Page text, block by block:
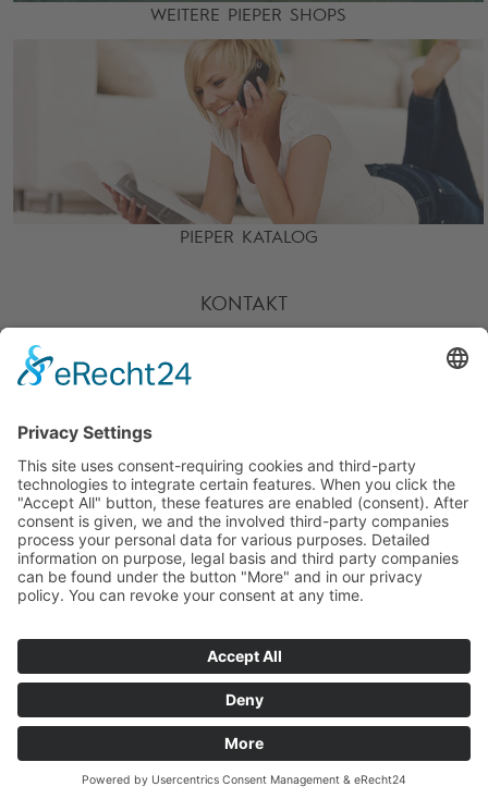
WEITERE PIEPER SHOPS
PIEPER KATALOG
KONTAKT
HOTLINE
UNSERE VORTEILE
VERSANDPARTNER
WEITERE PIEPER-SHOPS
BESUCHE UNS AUCH
HIER: